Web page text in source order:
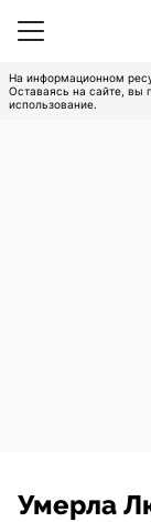
На информационном
Оставаясь на сайте, вы
использование.
Умерла